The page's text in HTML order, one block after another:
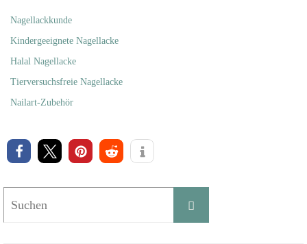
Nagellackkunde
Kindergeeignete Nagellacke
Halal Nagellacke
Tierversuchsfreie Nagellacke
Nailart-Zubehör